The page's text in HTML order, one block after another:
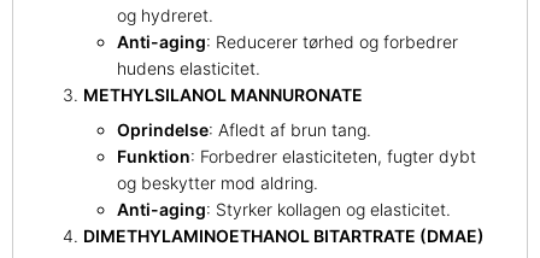
og hydreret.
Anti-aging: Reducerer tørhed og forbedrer
hudens elasticitet.
METHYLSILANOL MANNURONATE
Oprindelse: Afledt af brun tang.
Funktion: Forbedrer elasticiteten, fugter dybt
og beskytter mod aldring.
Anti-aging: Styrker kollagen og elasticitet.
DIMETHYLAMINOETHANOL BITARTRATE (DMAE)